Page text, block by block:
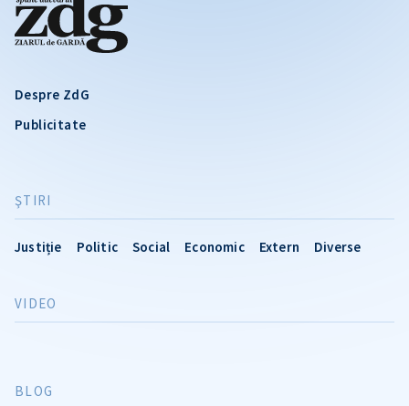
Despre ZdG
Publicitate
ŞTIRI
Justiție Politic Social Economic Extern Diverse
VIDEO
BLOG